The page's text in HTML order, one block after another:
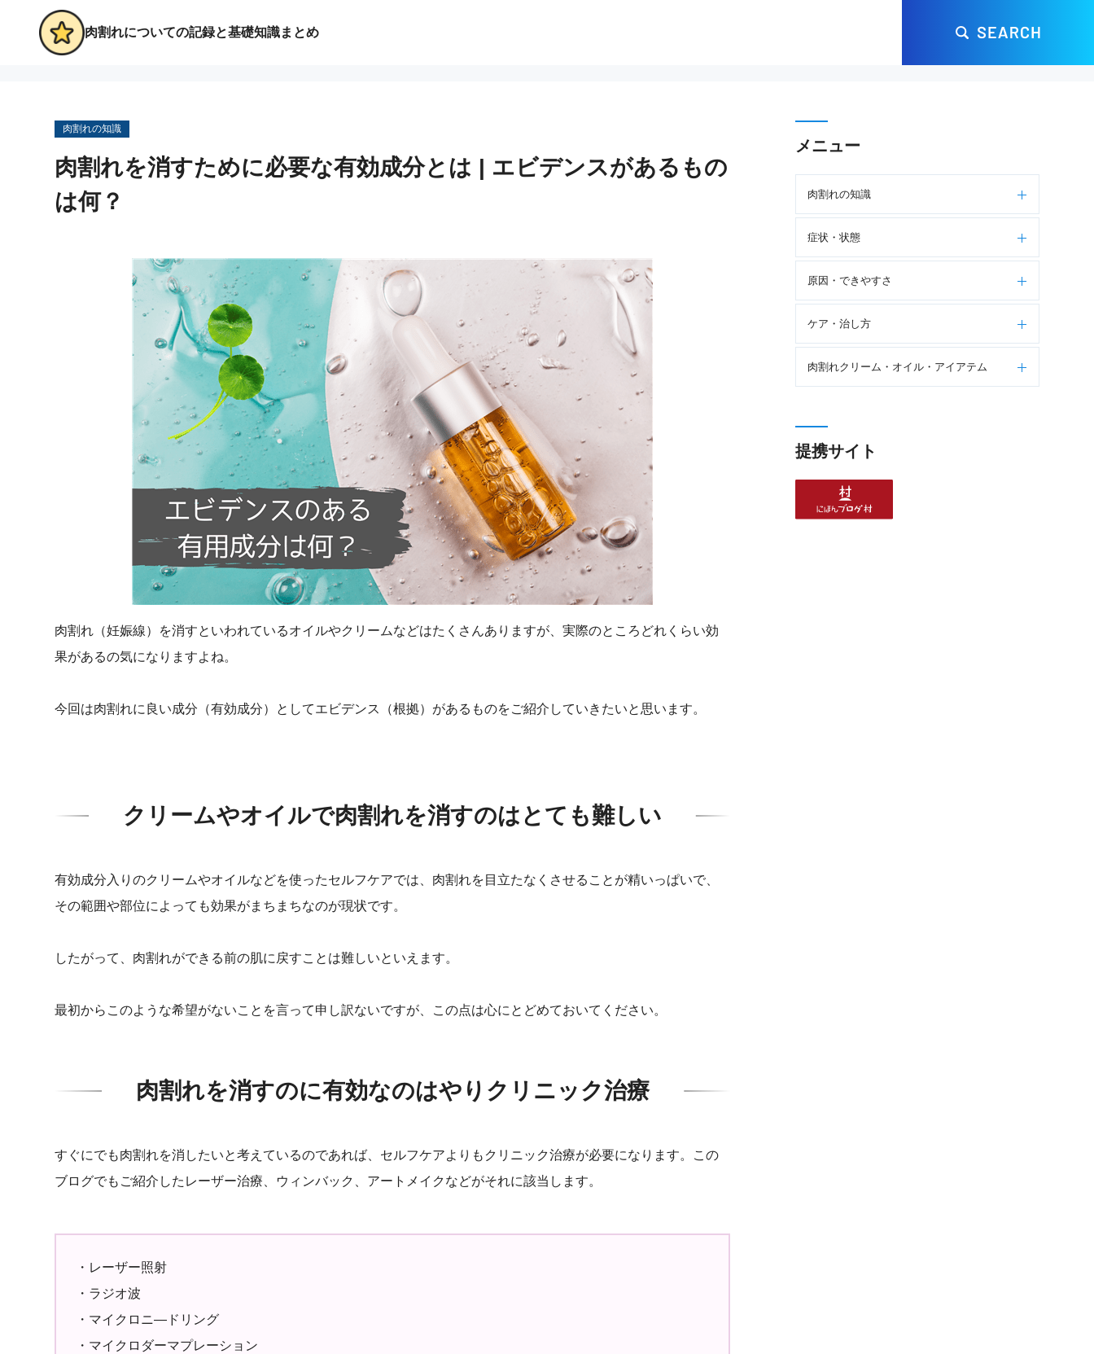
肉割れについての記録と基礎知識まとめ
肉割れを消すために必要な有効成分とは | エビデンスがあるもの
は何？
肉割れの知識
肉割れ（妊娠線）を消すといわれているオイルやクリームなどはたくさんありますが、実際のところどれくらい効
果があるの気になりますよね。
今回は肉割れに良い成分（有効成分）としてエビデンス（根拠）があるものをご紹介していきたいと思います。
クリームやオイルで肉割れを消すのはとても難しい
有効成分入りのクリームやオイルなどを使ったセルフケアでは、肉割れを目立たなくさせることが精いっぱいで、
その範囲や部位によっても効果がまちまちなのが現状です。
したがって、肉割れができる前の肌に戻すことは難しいといえます。
最初からこのような希望がないことを言って申し訳ないですが、この点は心にとどめておいてください。
肉割れを消すのに有効なのはやりクリニック治療
すぐにでも肉割れを消したいと考えているのであれば、セルフケアよりもクリニック治療が必要になります。この
ブログでもご紹介したレーザー治療、ウィンバック、アートメイクなどがそれに該当します。
・レーザー照射
・ラジオ波
・マイクロニ―ドリング
・マイクロダーマプレーション
メニュー
肉割れの知識
症状・状態
原因・できやすさ
ケア・治し方
肉割れクリーム・オイル・アイアテム
提携サイト